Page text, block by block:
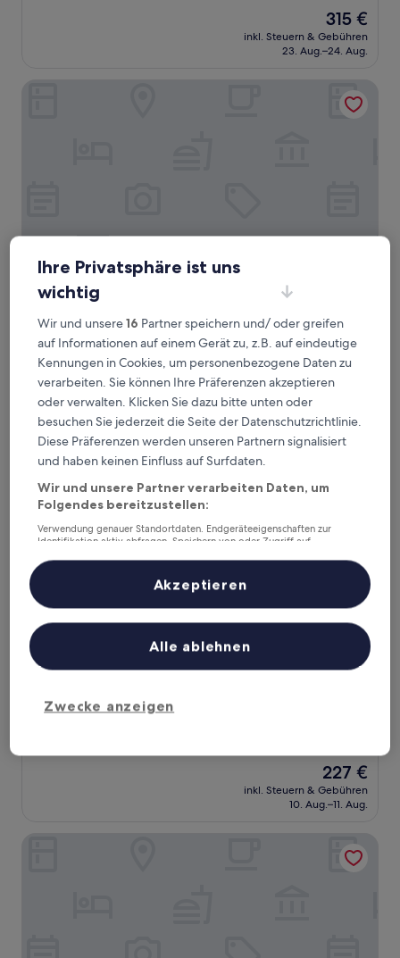
Der
Preis
beträgt
315 €
inkl. Steuern & Gebühren
23. Aug.–24. Aug.
Golden Park Resort
Golden Park Resort
4.0-
Sterne-
Unterkunft
Mazzin
9.6
von
10,
Außergewöhnlich,
(61
Bewertungen)
9,6/10 Außergewöhnlich (61 Bewertungen)
Der
beträgt
131 €
1. Sept.–2. Sept.
Alpstay - Smart Hotel Saslong
3.0-
von
Der
Preis
beträgt
227 €
inkl. Steuern & Gebühren
10. Aug.–11. Aug.
Alpstay - Smart Hotel Saslong
Ihre Privatsphäre ist uns
wichtig
Wir und unsere16 Partner speichern und/ oder greifen
auf Informationen auf einem Gerät zu, z.B. auf eindeutige
Kennungen in Cookies, um personenbezogene Daten zu
verarbeiten. Sie können Ihre Präferenzen akzeptieren
oder verwalten. Klicken Sie dazu bitte unten oder
besuchen Sie jederzeit die Seite der Datenschutzrichtlinie.
Diese Präferenzen werden unseren Partnern signalisiert
und haben keinen Einfluss auf Surfdaten.
Wir und unsere Partner verarbeiten Daten, um
Folgendes bereitzustellen:
Verwendung genauer Standortdaten. Endgeräteeigenschaften zur
Identifikation aktiv abfragen. Speichern von oder Zugriff auf
Inhalte, Messung von Werbeleistung und der Performance von Inhalten,
Zielgruppenforschung sowie Entwicklung und Verbesserung von
Liste der Partner (Lieferanten)
Zwecke anzeigen
Alle ablehnen
Akzeptieren